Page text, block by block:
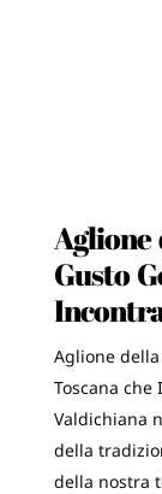
Aglione
Gusto
Aglione
Toscana che
Valdichiana
della
della nostra